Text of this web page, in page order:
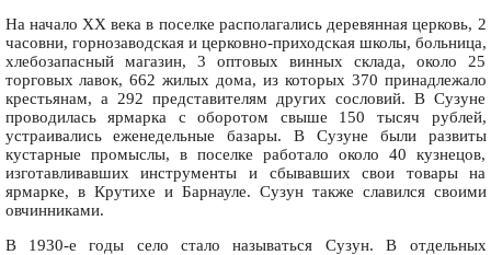
На начало XX века в поселке располагались деревянная церковь, 2
часовни, горнозаводская и церковно-приходская школы, больница,
хлебозапасный магазин, 3 оптовых винных склада, около 25
торговых лавок, 662 жилых дома, из которых 370 принадлежало
крестьянам, а 292 представителям других сословий. В Сузуне
проводилась ярмарка с оборотом свыше 150 тысяч рублей,
устраивались еженедельные базары. В Сузуне были развиты
кустарные промыслы, в поселке работало около 40 кузнецов,
изготавливавших инструменты и сбывавших свои товары на
ярмарке, в Крутихе и Барнауле. Сузун также славился своими
овчинниками.
В 1930-е годы село стало называться Сузун. В отдельных